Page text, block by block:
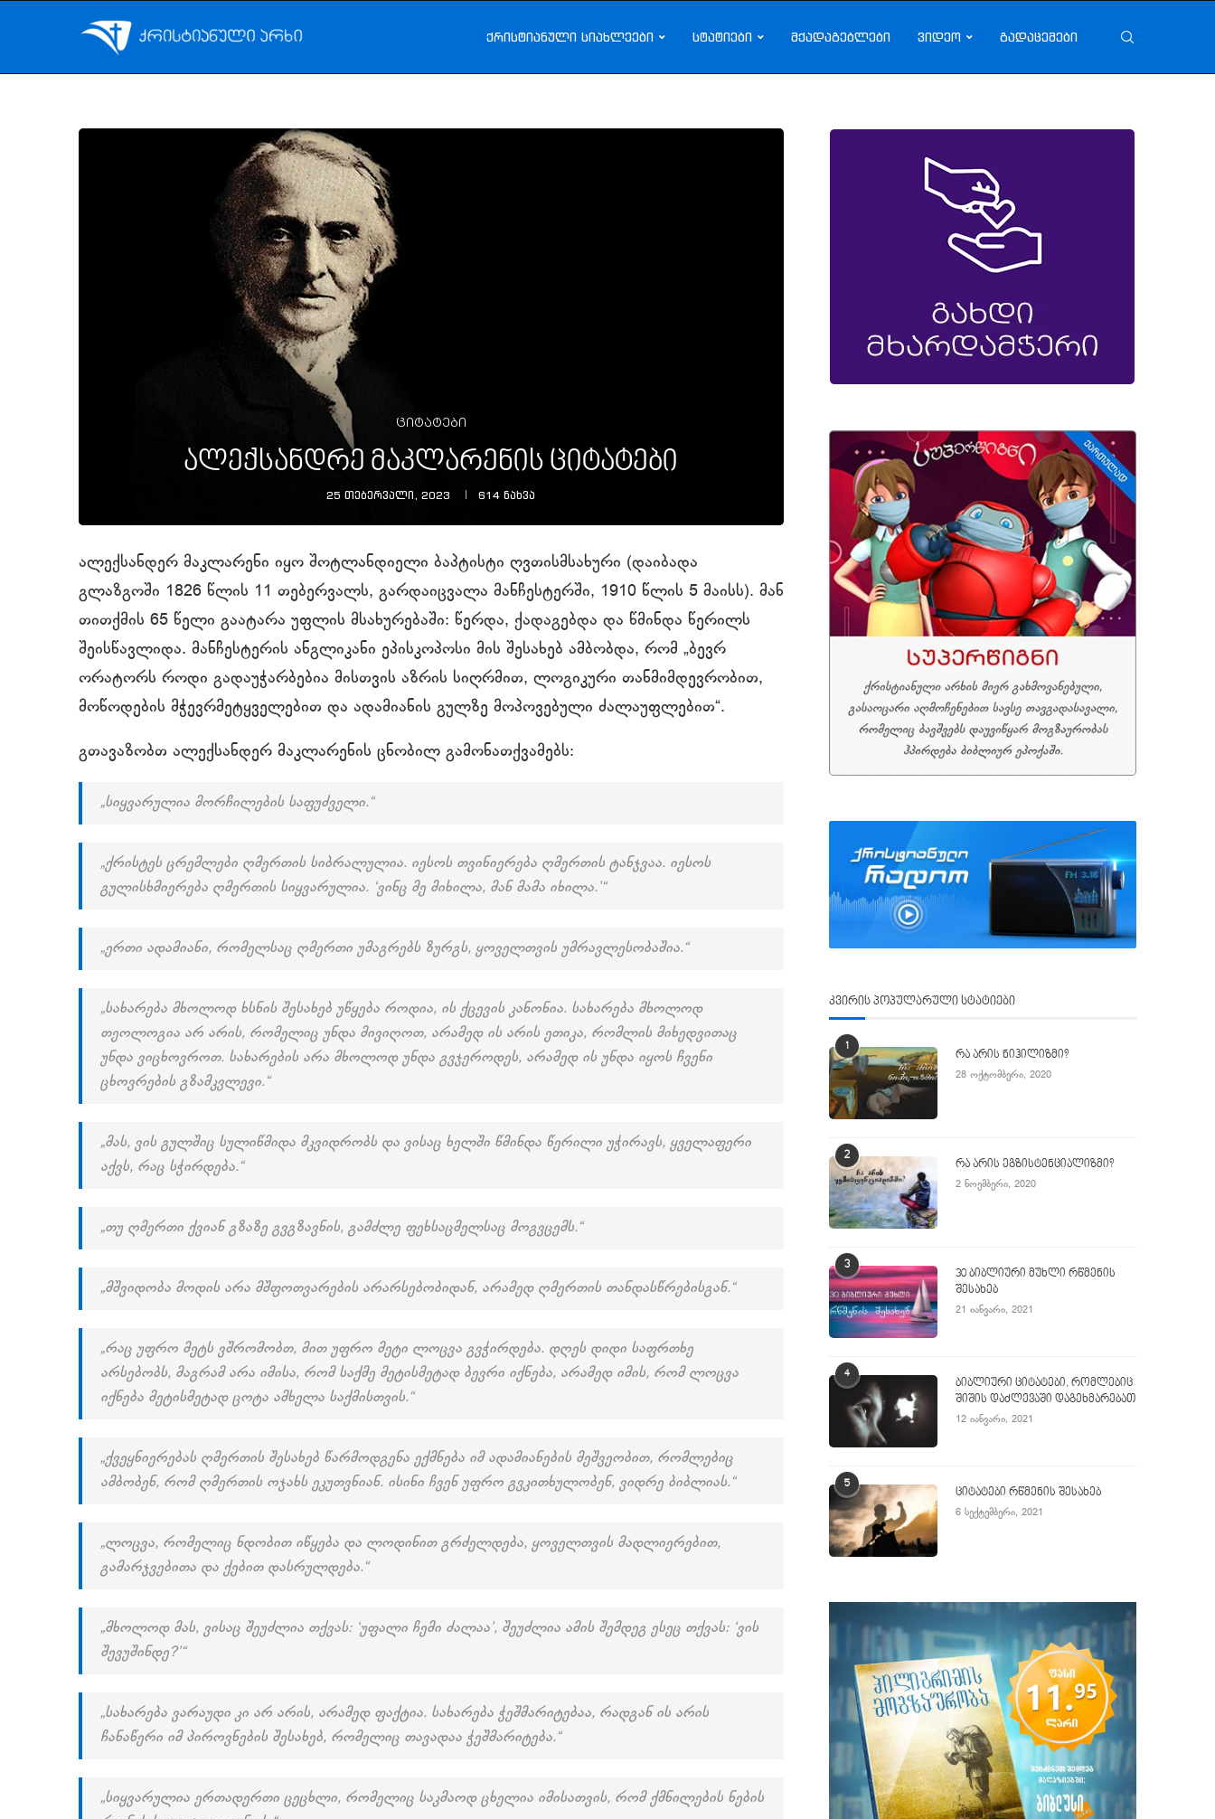
ქრისტიანული სიახლეები სტატიები მქადაგებლები ვიდეო გადაცემები
ციტატები
ალექსანდრე მაკლარენის ციტატები
25 თებერვალი, 2023 614 ნახვა
ალექსანდერ მაკლარენი იყო შოტლანდიელი ბაპტისტი ღვთისმსახური (დაიბადა
გლაზგოში 1826 წლის 11 თებერვალს, გარდაიცვალა მანჩესტერში, 1910 წლის 5 მაისს). მან
თითქმის 65 წელი გაატარა უფლის მსახურებაში: წერდა, ქადაგებდა და წმინდა წერილს
შეისწავლიდა. მანჩესტერის ანგლიკანი ეპისკოპოსი მის შესახებ ამბობდა, რომ „ბევრ
ორატორს როდი გადაუჭარბებია მისთვის აზრის სიღრმით, ლოგიკური თანმიმდევრობით,
მოწოდების მჭევრმეტყველებით და ადამიანის გულზე მოპოვებული ძალაუფლებით“.
გთავაზობთ ალექსანდერ მაკლარენის ცნობილ გამონათქვამებს:
„სიყვარულია მორჩილების საფუძველი.“
„ქრისტეს ცრემლები ღმერთის სიბრალულია. იესოს თვინიერება ღმერთის ტანჯვაა. იესოს
გულისხმიერება ღმერთის სიყვარულია. ‘ვინც მე მიხილა, მან მამა იხილა.’“
„ერთი ადამიანი, რომელსაც ღმერთი უმაგრებს ზურგს, ყოველთვის უმრავლესობაშია.“
„სახარება მხოლოდ ხსნის შესახებ უწყება როდია, ის ქცევის კანონია. სახარება მხოლოდ
თეოლოგია არ არის, რომელიც უნდა მივიღოთ, არამედ ის არის ეთიკა, რომლის მიხედვითაც
უნდა ვიცხოვროთ. სახარების არა მხოლოდ უნდა გვჯეროდეს, არამედ ის უნდა იყოს ჩვენი
ცხოვრების გზამკვლევი.“
„მას, ვის გულშიც სულიწმიდა მკვიდრობს და ვისაც ხელში წმინდა წერილი უჭირავს, ყველაფერი
აქვს, რაც სჭირდება.“
„თუ ღმერთი ქვიან გზაზე გვგზავნის, გამძლე ფეხსაცმელსაც მოგვცემს.“
„მშვიდობა მოდის არა მშფოთვარების არარსებობიდან, არამედ ღმერთის თანდასწრებისგან.“
„რაც უფრო მეტს ვშრომობთ, მით უფრო მეტი ლოცვა გვჭირდება. დღეს დიდი საფრთხე
არსებობს, მაგრამ არა იმისა, რომ საქმე მეტისმეტად ბევრი იქნება, არამედ იმის, რომ ლოცვა
იქნება მეტისმეტად ცოტა ამხელა საქმისთვის.“
„ქვეყნიერებას ღმერთის შესახებ წარმოდგენა ექმნება იმ ადამიანების მეშვეობით, რომლებიც
ამბობენ, რომ ღმერთის ოჯახს ეკუთვნიან. ისინი ჩვენ უფრო გვკითხულობენ, ვიდრე ბიბლიას.“
„ლოცვა, რომელიც ნდობით იწყება და ლოდინით გრძელდება, ყოველთვის მადლიერებით,
გამარჯვებითა და ქებით დასრულდება.“
„მხოლოდ მას, ვისაც შეუძლია თქვას: ‘უფალი ჩემი ძალაა’, შეუძლია ამის შემდეგ ესეც თქვას: ‘ვის
შევუშინდე?’“
„სახარება ვარაუდი კი არ არის, არამედ ფაქტია. სახარება ჭეშმარიტებაა, რადგან ის არის
ჩანაწერი იმ პიროვნების შესახებ, რომელიც თავადაა ჭეშმარიტება.“
„სიყვარულია ერთადერთი ცეცხლი, რომელიც საკმაოდ ცხელია იმისათვის, რომ ქმნილების ნების
კვირის პოპულარული სტატიები
1
რა არის ნიჰილიზმი?
28 ოქტომბერი, 2020
2
რა არის ეგზისტენციალიზმი?
2 ნოემბერი, 2020
3
30 ბიბლიური მუხლი რწმენის
შესახებ
21 იანვარი, 2021
4
ბიბლიური ციტატები, რომლებიც
შიშის დაძლევაში დაგეხმარებათ
12 იანვარი, 2021
5
ციტატები რწმენის შესახებ
6 სექტემბერი, 2021